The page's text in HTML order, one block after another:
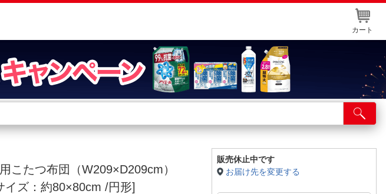
カート
店舗サービス
ネット取り置き
店舗情報・店舗一覧
こたつ布団（W209×D209cm）
イズ：約80×80cm /円形]
販売休止中です
お届け先を変更する